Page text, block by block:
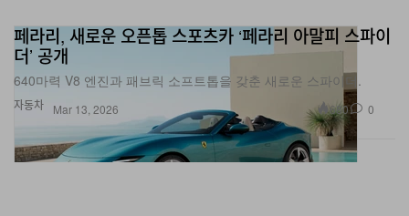
자동차
페라리, 새로운 오픈톱 스포츠카 ‘페라리 아말피 스파이
더’ 공개
640마력 V8 엔진과 패브릭 소프트톱을 갖춘 새로운 스파이더.
Mar 13, 2026 680 0